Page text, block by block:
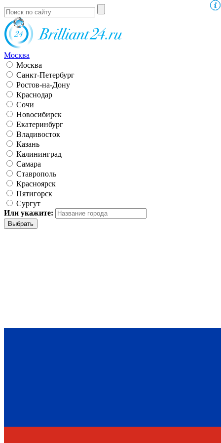
Москва
Москва
Санкт-Петербург
Ростов-на-Дону
Краснодар
Сочи
Новосибирск
Екатеринбург
Владивосток
Казань
Калининград
Самара
Ставрополь
Красноярск
Пятигорск
Сургут
Или укажите: